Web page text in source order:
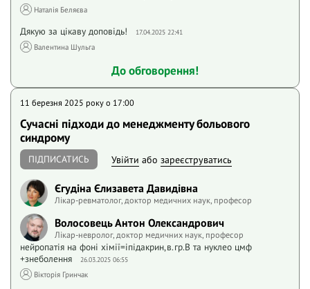
Наталія Беляєва
Дякую за цікаву доповідь! 17.04.2025 22:41
Валентина Шульга
До обговорення!
11 березня 2025 року o 17:00
Сучасні підходи до менеджменту больового
синдрому
ПІДПИСАТИСЬ Увійти або зареєструватись
Єгудіна Єлизавета Давидівна
Лікар-ревматолог, доктор медичних наук, професор
Волосовець Антон Олександрович
Лікар-невролог, доктор медичних наук, професор
нейропатія на фоні хімії=іпідакрин,в.гр.В та нуклео цмф
+знеболення
26.03.2025 06:55
Вікторія Гринчак